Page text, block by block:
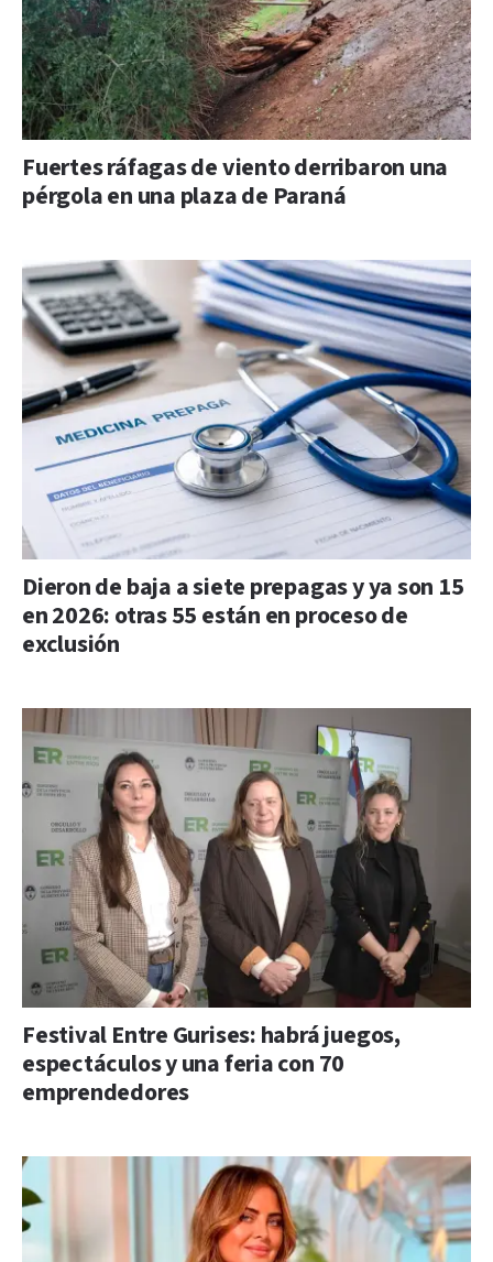
Fuertes ráfagas de viento derribaron una
pérgola en una plaza de Paraná
Dieron de baja a siete prepagas y ya son 15
en 2026: otras 55 están en proceso de
exclusión
Festival Entre Gurises: habrá juegos,
espectáculos y una feria con 70
emprendedores